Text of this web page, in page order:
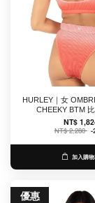
HURLEY｜女
CHEEKY BTM
NT$
NT$ 2,280 -
加入購
優惠